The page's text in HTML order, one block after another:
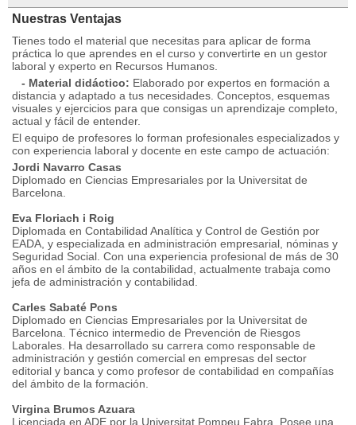
Nuestras Ventajas
Tienes todo el material que necesitas para aplicar de forma
práctica lo que aprendes en el curso y convertirte en un gestor
laboral y experto en Recursos Humanos.
- Material didáctico: Elaborado por expertos en formación a
distancia y adaptado a tus necesidades. Conceptos, esquemas
visuales y ejercicios para que consigas un aprendizaje completo,
actual y fácil de entender.
El equipo de profesores lo forman profesionales especializados y
con experiencia laboral y docente en este campo de actuación:
Jordi Navarro Casas
Diplomado en Ciencias Empresariales por la Universitat de
Barcelona.
Eva Floriach i Roig
Diplomada en Contabilidad Analítica y Control de Gestión por
EADA, y especializada en administración empresarial, nóminas y
Seguridad Social. Con una experiencia profesional de más de 30
años en el ámbito de la contabilidad, actualmente trabaja como
jefa de administración y contabilidad.
Carles Sabaté Pons
Diplomado en Ciencias Empresariales por la Universitat de
Barcelona. Técnico intermedio de Prevención de Riesgos
Laborales. Ha desarrollado su carrera como responsable de
administración y gestión comercial en empresas del sector
editorial y banca y como profesor de contabilidad en compañías
del ámbito de la formación.
Virgina Brumos Azuara
Licenciada en ADE por la Universitat Pompeu Fabra. Posee una